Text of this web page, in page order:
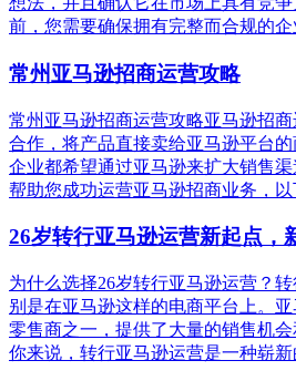
前，您需要确保拥有完整而合规的企
常州亚马逊招商运营攻略
常州亚马逊招商运营攻略亚马逊招
合作，将产品直接卖给亚马逊平台
企业都希望通过亚马逊来扩大销售
帮助您成功运营亚马逊招商业务，以
26岁转行亚马逊运营新起点，
为什么选择26岁转行亚马逊运营？
别是在亚马逊这样的电商平台上。
零售商之一，提供了大量的销售机
你来说，转行亚马逊运营是一种崭新